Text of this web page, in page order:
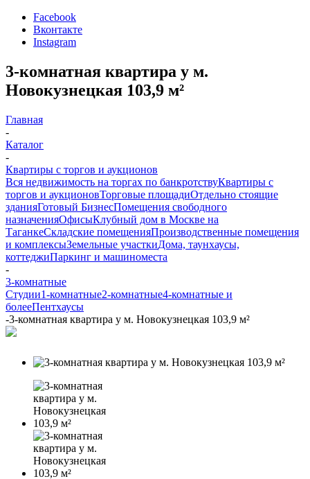
Facebook
Вконтакте
Instagram
3-комнатная квартира у м.
Новокузнецкая 103,9 м²
Главная
-
Каталог
-
Квартиры с торгов и аукционов
Вся недвижимость на торгах по банкротствуКвартиры с
торгов и аукционовТорговые площадиОтдельно стоящие
зданияГотовый БизнесПомещения свободного
назначенияОфисыКлубный дом в Москве на
ТаганкеСкладские помещенияПроизводственные помещения
и комплексыЗемельные участкиДома, таунхаусы,
коттеджиПаркинг и машиноместа
-
3-комнатные
Cтудии1-комнатные2-комнатные4-комнатные и
болееПентхаусы
-3-комнатная квартира у м. Новокузнецкая 103,9 м²